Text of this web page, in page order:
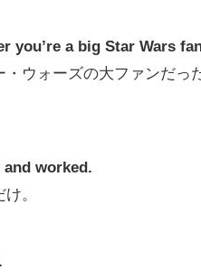
you’re a big Star Wars
・ウォーズの大ファンだっ
worked.
。